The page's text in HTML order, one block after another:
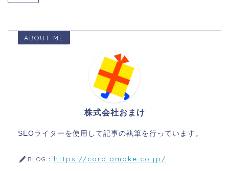
ABOUT ME
株式会社おまけ
SEOライターを使用して記事の執筆を行っています。
BLOG： https://corp.omake.co.jp/